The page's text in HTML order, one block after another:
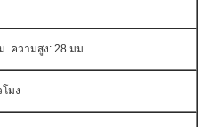
. ความสูง: 28 มม
มง